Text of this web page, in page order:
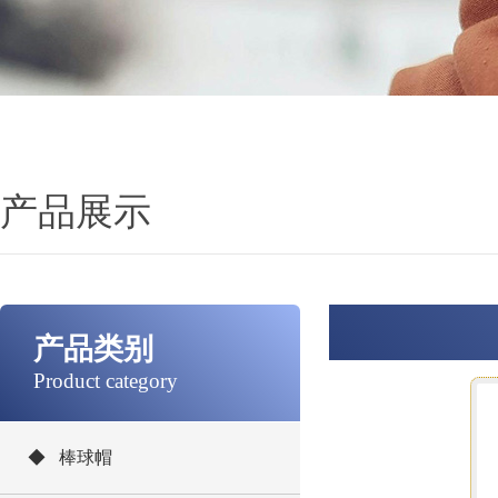
产品展示
产品类别
Product category
◆ 棒球帽